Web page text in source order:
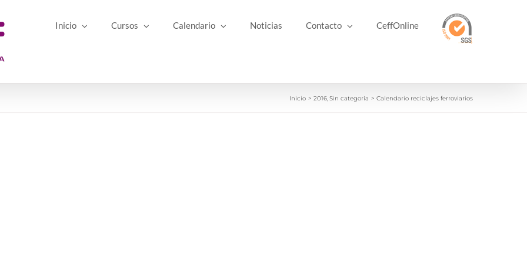
Inicio Cursos Calendario Noticias Contacto CeffOnline
Inicio 2016 Sin categoría Calendario reciclajes ferroviarios